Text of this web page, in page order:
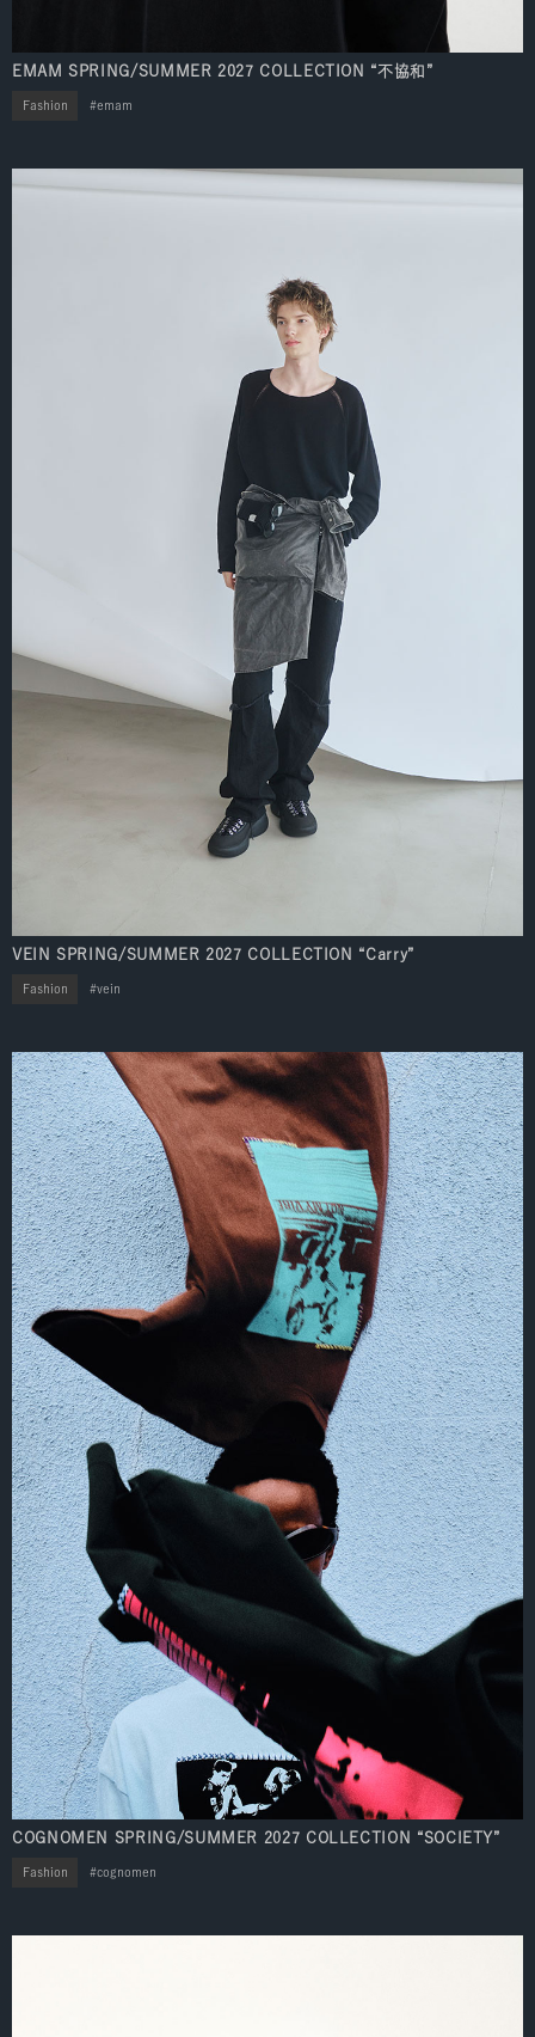
EMAM SPRING/SUMMER 2027 COLLECTION “不協和”
Fashion emam
VEIN SPRING/SUMMER 2027 COLLECTION “Carry”
Fashion vein
COGNOMEN SPRING/SUMMER 2027 COLLECTION “SOCIETY”
Fashion cognomen